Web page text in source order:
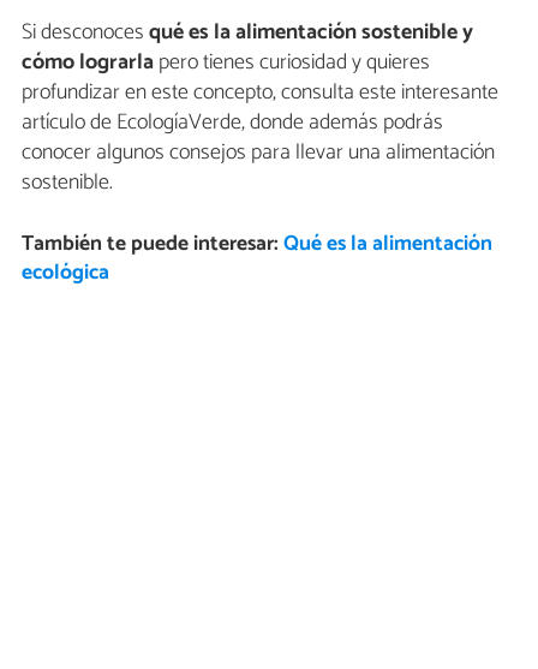
Si desconocesqué es la alimentación sostenible y
cómo lograrlapero tienes curiosidad y quieres
profundizar en este concepto, consulta este interesante
artículo de EcologíaVerde, donde además podrás
conocer algunos consejos para llevar una alimentación
sostenible.
También te puede interesar:Qué es la alimentación
ecológica